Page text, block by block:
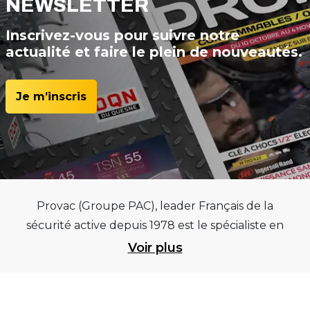
NEWSLETTER
Inscrivez-vous pour suivre notre
actualité et faire le plein de nouveautés.
Je m’inscris
Provac (Groupe PAC), leader Français de la
sécurité active depuis 1978 est le spécialiste en
équipements pour garages et centres
Voir plus